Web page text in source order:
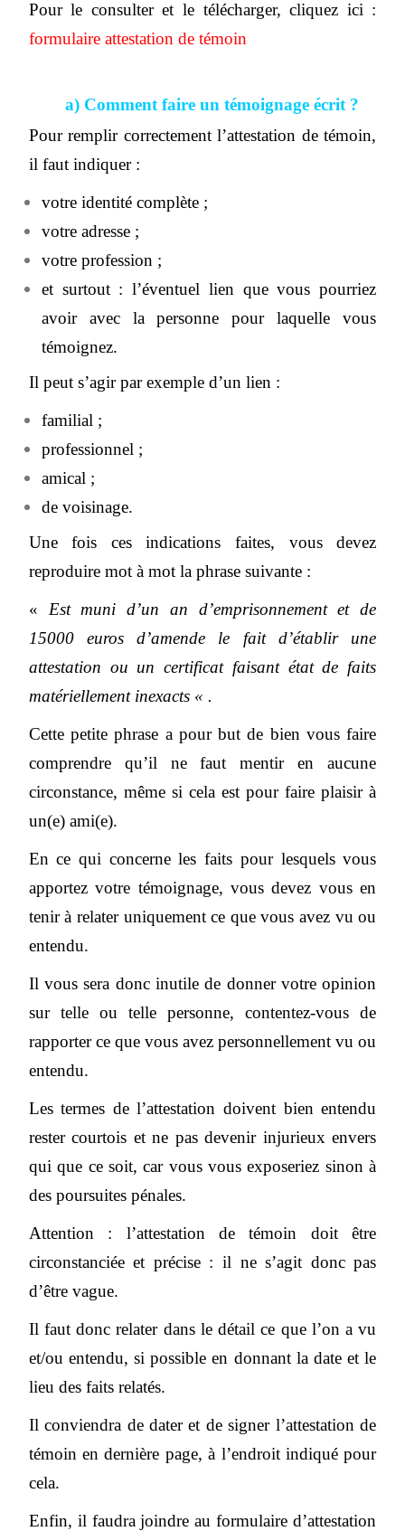
Pour le consulter et le télécharger, cliquez ici :
formulaire attestation de témoin
a) Comment faire un témoignage écrit ?
Pour remplir correctement l’attestation de témoin,
il faut indiquer :
votre identité complète ;
votre adresse ;
votre profession ;
et surtout : l’éventuel lien que vous pourriez
avoir avec la personne pour laquelle vous
témoignez.
Il peut s’agir par exemple d’un lien :
familial ;
professionnel ;
amical ;
de voisinage.
Une fois ces indications faites, vous devez
reproduire mot à mot la phrase suivante :
« Est muni d’un an d’emprisonnement et de
15000 euros d’amende le fait d’établir une
attestation ou un certificat faisant état de faits
matériellement inexacts « .
Cette petite phrase a pour but de bien vous faire
comprendre qu’il ne faut mentir en aucune
circonstance, même si cela est pour faire plaisir à
un(e) ami(e).
En ce qui concerne les faits pour lesquels vous
apportez votre témoignage, vous devez vous en
tenir à relater uniquement ce que vous avez vu ou
entendu.
Il vous sera donc inutile de donner votre opinion
sur telle ou telle personne, contentez-vous de
rapporter ce que vous avez personnellement vu ou
entendu.
Les termes de l’attestation doivent bien entendu
rester courtois et ne pas devenir injurieux envers
qui que ce soit, car vous vous exposeriez sinon à
des poursuites pénales.
Attention : l’attestation de témoin doit être
circonstanciée et précise : il ne s’agit donc pas
d’être vague.
Il faut donc relater dans le détail ce que l’on a vu
et/ou entendu, si possible en donnant la date et le
lieu des faits relatés.
Il conviendra de dater et de signer l’attestation de
témoin en dernière page, à l’endroit indiqué pour
cela.
Enfin, il faudra joindre au formulaire d’attestation